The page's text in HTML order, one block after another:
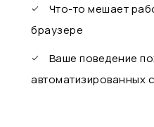
Что-то мешает
браузере
Ваше поведение
автоматизированных